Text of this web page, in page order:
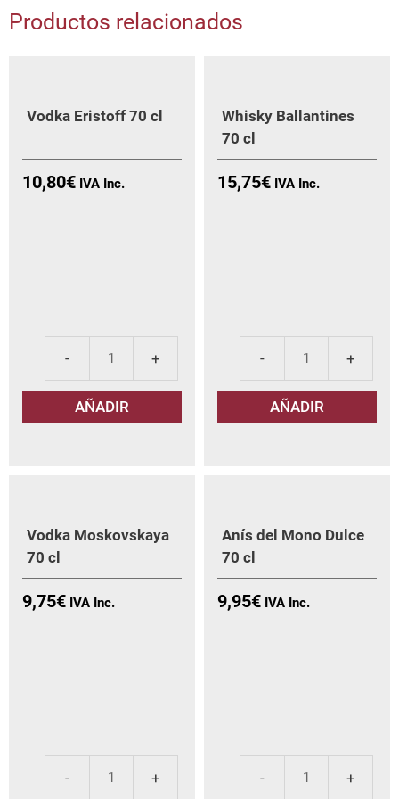
Productos relacionados
Vodka Eristoff 70 cl
10,80€
Eristoff
AÑADIR
Whisky Ballantines
70 cl
15,75€
AÑADIR
Vodka Moskovskaya
70 cl
9,75€
Aní­s del Mono Dulce
70 cl
9,95€